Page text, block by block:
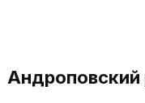
Андроповский